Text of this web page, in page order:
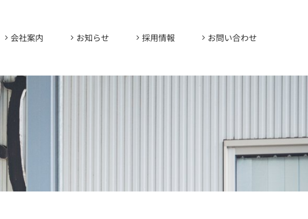
会社案内 お知らせ 採用情報 お問い合わせ